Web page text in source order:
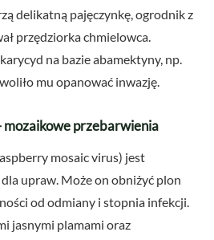
delikatną pajęczynkę, ogrodnik z
przędziorka chmielowca.
na bazie abamektyny, np.
mu opanować inwazję.
mozaikowe przebarwienia
mosaic virus) jest
upraw. Może on obniżyć plon
od odmiany i stopnia infekcji.
jasnymi plamami oraz